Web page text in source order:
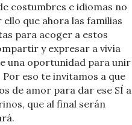
costumbres e idiomas no
que ahora las familias
para acoger a estos
y expresar a vivía
una oportunidad para unir
eso te invitamos a que
de amor para dar ese SÍ a
que al final serán